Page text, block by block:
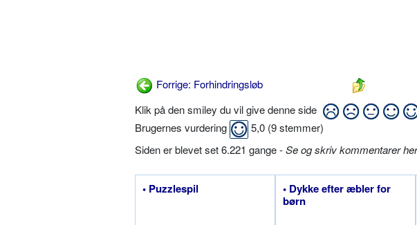
Forrige: Forhindringsløb
Klik på den smiley du vil give denne side
Brugernes vurdering
5,0 (9stemmer)
Siden er blevet set 6.221 gange -Se og skriv kommentarer
• Puzzlespil
• Dykke efter æbler for
børn